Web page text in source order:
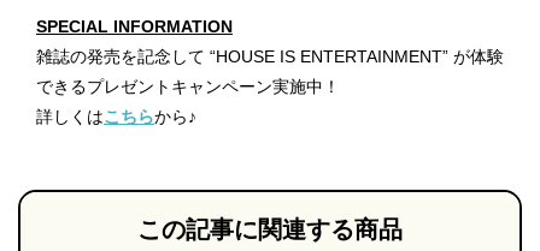
SPECIAL INFORMATION
雑誌の発売を記念して “HOUSE IS ENTERTAINMENT” が体験
できるプレゼントキャンペーン実施中！
詳しくはこちらから♪
この記事に関連する商品